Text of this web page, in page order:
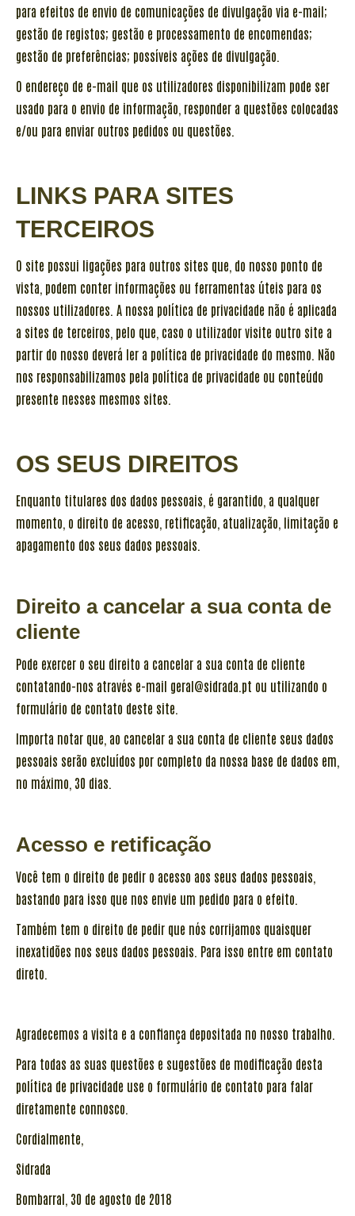
para efeitos de envio de comunicações de divulgação via e-mail;
gestão de registos; gestão e processamento de encomendas;
gestão de preferências; possíveis ações de divulgação.
O endereço de e-mail que os utilizadores disponibilizam pode ser
usado para o envio de informação, responder a questões colocadas
e/ou para enviar outros pedidos ou questões.
LINKS PARA SITES
TERCEIROS
O site possui ligações para outros sites que, do nosso ponto de
vista, podem conter informações ou ferramentas úteis para os
nossos utilizadores. A nossa política de privacidade não é aplicada
a sites de terceiros, pelo que, caso o utilizador visite outro site a
partir do nosso deverá ler a política de privacidade do mesmo. Não
nos responsabilizamos pela política de privacidade ou conteúdo
presente nesses mesmos sites.
OS SEUS DIREITOS
Enquanto titulares dos dados pessoais, é garantido, a qualquer
momento, o direito de acesso, retificação, atualização, limitação e
apagamento dos seus dados pessoais.
Direito a cancelar a sua conta de
cliente
Pode exercer o seu direito a cancelar a sua conta de cliente
contatando-nos através e-mail geral@sidrada.pt ou utilizando o
formulário de contato deste site.
Importa notar que, ao cancelar a sua conta de cliente seus dados
pessoais serão excluídos por completo da nossa base de dados em,
no máximo, 30 dias.
Acesso e retificação
Você tem o direito de pedir o acesso aos seus dados pessoais,
bastando para isso que nos envie um pedido para o efeito.
Também tem o direito de pedir que nós corrijamos quaisquer
inexatidões nos seus dados pessoais. Para isso entre em contato
direto.
Agradecemos a visita e a confiança depositada no nosso trabalho.
Para todas as suas questões e sugestões de modificação desta
política de privacidade use o formulário de contato para falar
diretamente connosco.
Cordialmente,
Sidrada
Bombarral, 30 de agosto de 2018